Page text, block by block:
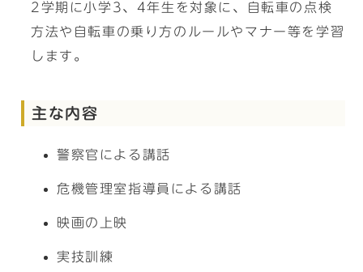
2学期に小学3、4年生を対象に、自転車の点検
方法や自転車の乗り方のルールやマナー等を学習
します。
主な内容
警察官による講話
危機管理室指導員による講話
映画の上映
実技訓練